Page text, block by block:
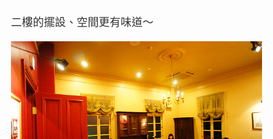
二樓的擺設、空間更有味道～